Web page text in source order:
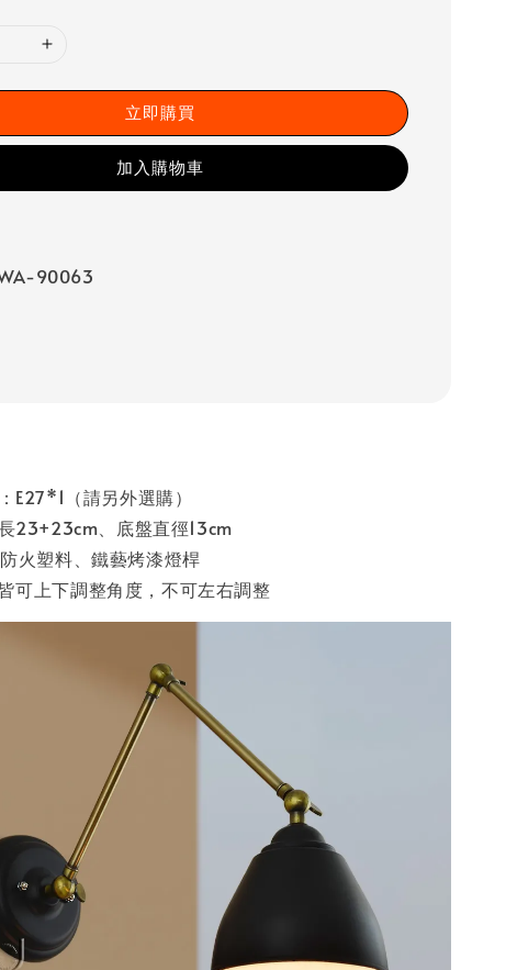
立即購買
加入購物車
90063
E27*1（請另外選購）
23+23cm、底盤直徑13cm
火塑料、鐵藝烤漆燈桿
可上下調整角度，不可左右調整